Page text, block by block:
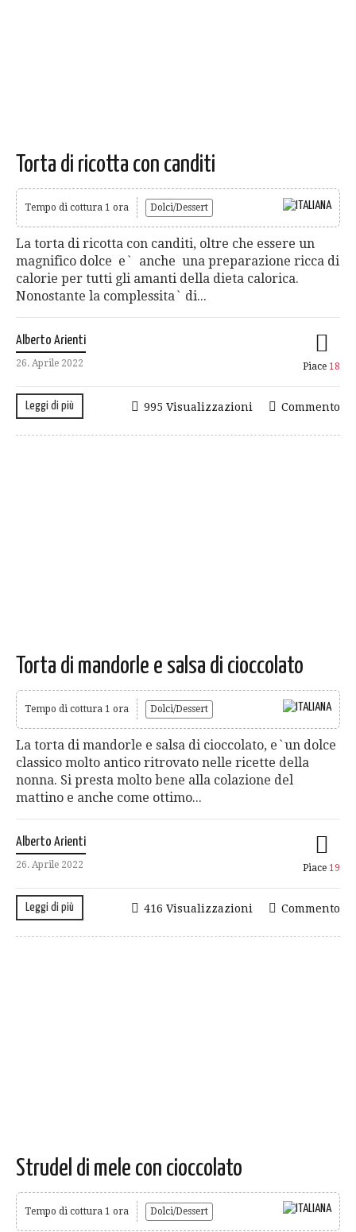
Torta di ricotta con canditi
Tempo di cottura 1 ora Dolci/Dessert
La torta di ricotta con canditi, oltre che essere un
magnifico dolce e` anche una preparazione ricca di
calorie per tutti gli amanti della dieta calorica.
Nonostante la complessita` di...
Alberto Arienti
26. Aprile 2022 Piace 18
Leggi di più Commento
995 Visualizzazioni
Torta di mandorle e salsa di cioccolato
Tempo di cottura 1 ora Dolci/Dessert
La torta di mandorle e salsa di cioccolato, e`un dolce
classico molto antico ritrovato nelle ricette della
nonna. Si presta molto bene alla colazione del
mattino e anche come ottimo...
Alberto Arienti
26. Aprile 2022 Piace 19
Leggi di più Commento
416 Visualizzazioni
Strudel di mele con cioccolato
Tempo di cottura 1 ora Dolci/Dessert